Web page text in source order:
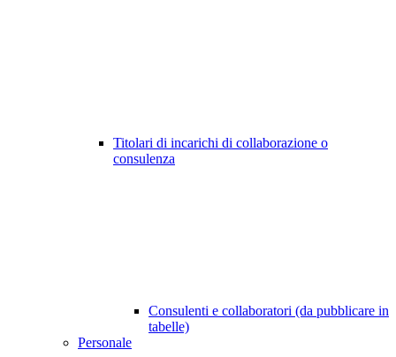
Titolari di incarichi di collaborazione o
consulenza
Consulenti e collaboratori (da pubblicare in
tabelle)
Personale